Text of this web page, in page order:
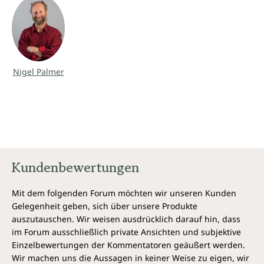
Gesundheitserziehung widmet. Er lebt und gärtnert
in Neuengland, USA.
„Dieses Buch ist ein Schatz an erstaunlichen Methoden
und neuen Möglichkeiten für den Anbau und die Pflege
eines wahrhaftig biologisch intakten Gartens.“
Publishers Weekly
Nigel Palmer
Kundenbewertungen
Mit dem folgenden Forum möchten wir unseren Kunden
Gelegenheit geben, sich über unsere Produkte
auszutauschen. Wir weisen ausdrücklich darauf hin, dass
im Forum ausschließlich private Ansichten und subjektive
Einzelbewertungen der Kommentatoren geäußert werden.
Wir machen uns die Aussagen in keiner Weise zu eigen, wir